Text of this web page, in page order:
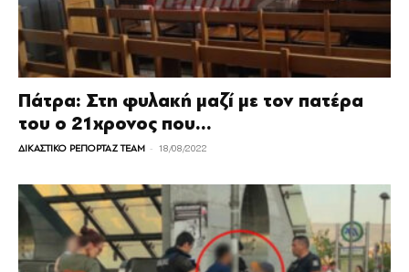
Πάτρα: Στη φυλακή μαζί με τον πατέρα
του ο 21χρονος που...
ΔΙΚΑΣΤΙΚΟ ΡΕΠΟΡΤΑΖ TEAM - 18/08/2022